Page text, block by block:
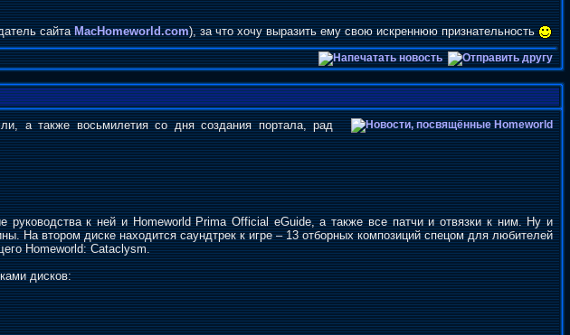
сайтаMacHomeworld.com), за что хочу выразить ему свою искреннюю признательность
а также восьмилетия со дня создания портала, рад
к ней и Homeworld Prima Official eGuide, а также все патчи и отвязки к ним. Ну и
На втором диске находится саундтрек к игре – 13 отборных композиций спецом для любителей
Homeworld: Cataclysm.
дисков: